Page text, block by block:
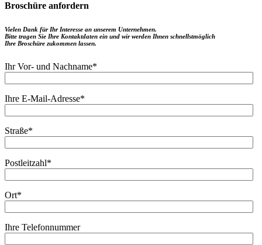
Broschüre anfordern
Vielen Dank für Ihr Interesse an unserem Unternehmen.
Bitte tragen Sie Ihre Kontaktdaten ein und wir werden Ihnen schnellstmöglich
Ihre Broschüre zukommen lassen.
Ihr Vor- und Nachname*
Ihre E-Mail-Adresse*
Straße*
Postleitzahl*
Ort*
Ihre Telefonnummer